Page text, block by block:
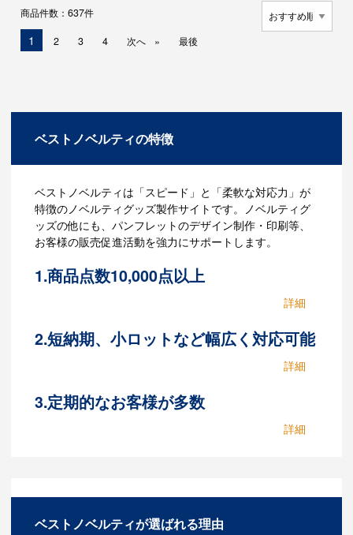
商品件数：637件
現
ー
1 2 3 4 次へ 最後
ベストノベルティの特徴
ベストノベルティは「スピード」と「柔軟な対応力」が
特徴のノベルティグッズ製作サイトです。ノベルティグ
ッズの他にも、パンフレットのデザイン制作・印刷等、
お客様の販売促進活動を強力にサポートします。
1.商品点数10,000点以上
ニーズに合わせて最適なノベルティグッズやプ
ロモーションメソッドを提案いたします。商品
談ください。お客様のニーズに合わせてスピー
2.短納期、小ロットなど幅広く対応可能
くのノベルティ製作業者と取引がありますの
で、できる限りお客様のご要望にお応えいたし
3.定期的なお客様が多数
可能です。お気軽にお問い合わせください。
ベストノベルティが選ばれる理由